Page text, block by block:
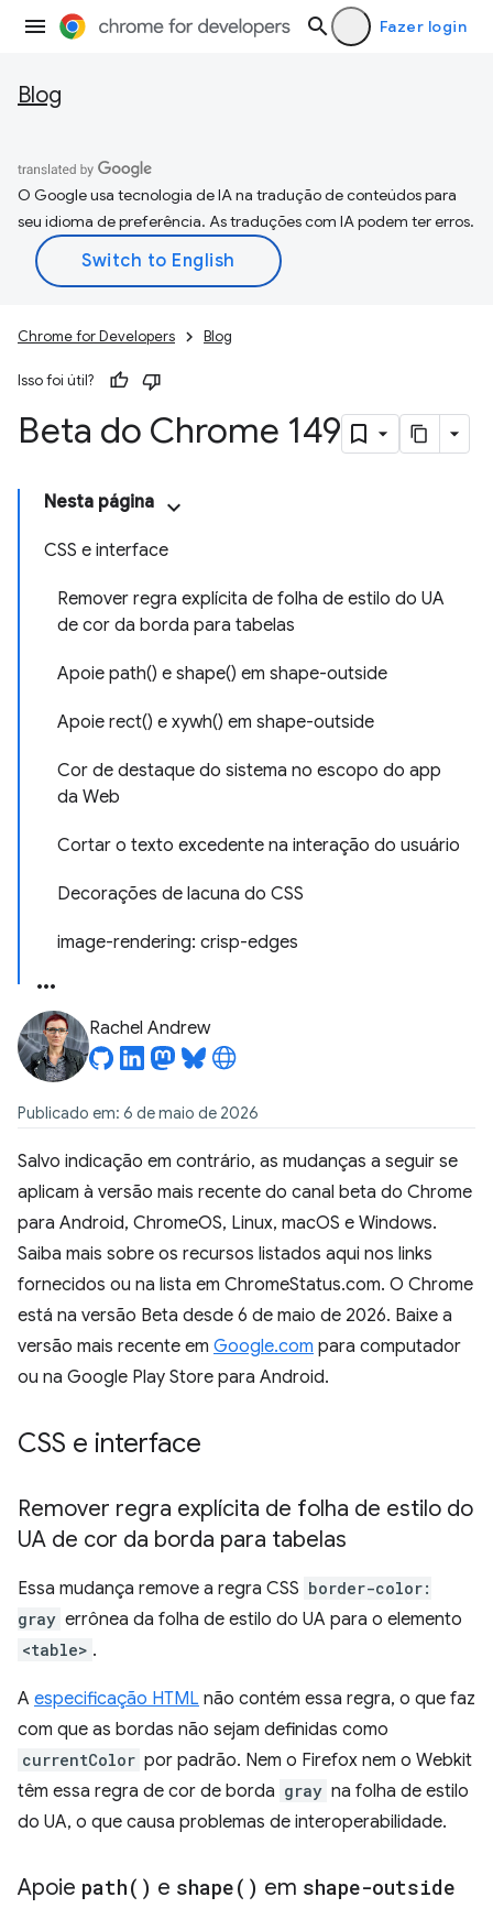
Fazer login
Blog
O Google usa tecnologia de IA na tradução de conteúdos para
seu idioma de preferência. As traduções com IA podem ter erros.
Chrome for Developers Blog
Isso foi útil?
Beta do Chrome 149
Nesta página
CSS e interface
Remover regra explícita de folha de estilo do UA
de cor da borda para tabelas
Apoie path() e shape() em shape-outside
Apoie rect() e xywh() em shape-outside
Cor de destaque do sistema no escopo do app
da Web
Cortar o texto excedente na interação do usuário
Decorações de lacuna do CSS
image-rendering: crisp-edges
Rachel Andrew
Publicado em: 6 de maio de 2026
Salvo indicação em contrário, as mudanças a seguir se
aplicam à versão mais recente do canal beta do Chrome
para Android, ChromeOS, Linux, macOS e Windows.
Saiba mais sobre os recursos listados aqui nos links
fornecidos ou na lista em ChromeStatus.com. O Chrome
está na versão Beta desde 6 de maio de 2026. Baixe a
versão mais recente em Google.com para computador
ou na Google Play Store para Android.
CSS e interface
Remover regra explícita de folha de estilo do
UA de cor da borda para tabelas
Essa mudança remove a regra CSS border-color:
gray errônea da folha de estilo do UA para o elemento
<table> .
A especificação HTML não contém essa regra, o que faz
com que as bordas não sejam definidas como
currentColor por padrão. Nem o Firefox nem o Webkit
têm essa regra de cor de borda gray na folha de estilo
do UA, o que causa problemas de interoperabilidade.
Apoie path( ) e shape( ) em shape-outside